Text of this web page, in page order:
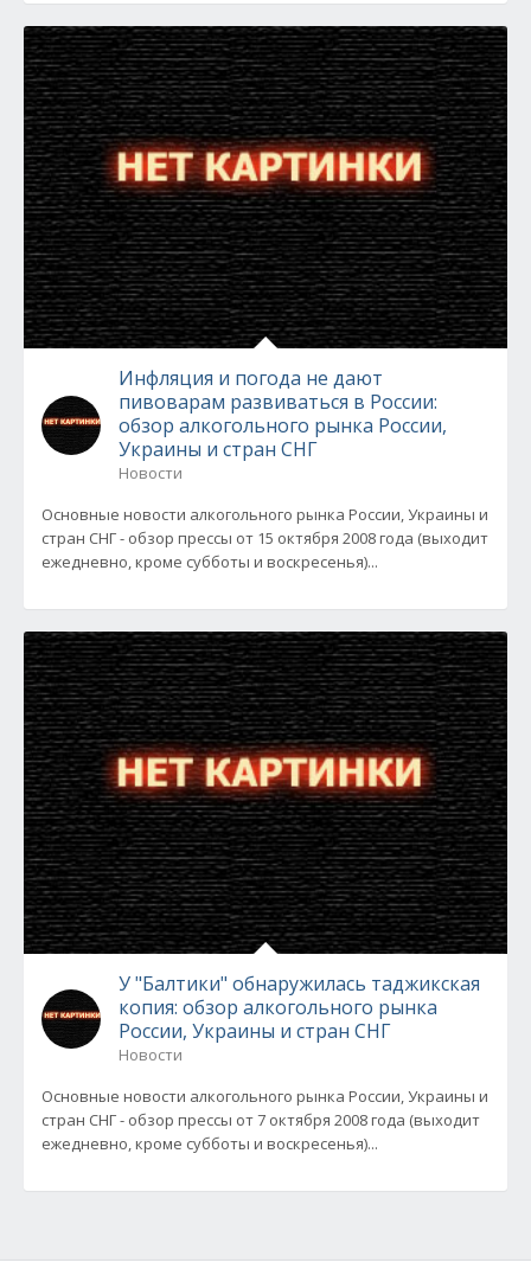
Инфляция и погода не дают
пивоварам развиваться в России:
обзор алкогольного рынка России,
Украины и стран СНГ
Новости
Основные новости алкогольного рынка России, Украины и
стран СНГ - обзор прессы от 15 октября 2008 года (выходит
ежедневно, кроме субботы и воскресенья)...
У "Балтики" обнаружилась таджикская
копия: обзор алкогольного рынка
России, Украины и стран СНГ
Новости
Основные новости алкогольного рынка России, Украины и
стран СНГ - обзор прессы от 7 октября 2008 года (выходит
ежедневно, кроме субботы и воскресенья)...